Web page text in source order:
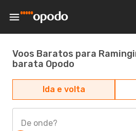
Voos Baratos para
barata Opodo
Ida e volta
De onde?